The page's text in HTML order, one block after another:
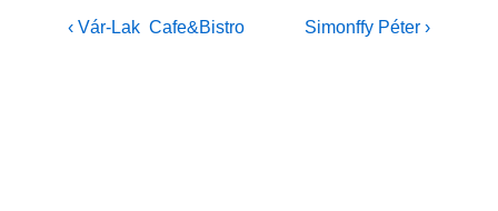
Bejegyzés
Previous
‹ Vár-Lak Cafe&Bistro
Next
Simonffy Péter ›